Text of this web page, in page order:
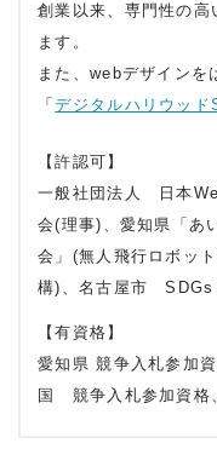
創業以来、専門性の高
ます。
また、webデザインを
「デジタルハリウッド
【許認可】
一般社団法人 日本
会(理事)、愛知県「あ
会」(無人飛行ロボッ
構)、名古屋市
【有資格】
愛知県 競争入札参加
国 競争入札参加資